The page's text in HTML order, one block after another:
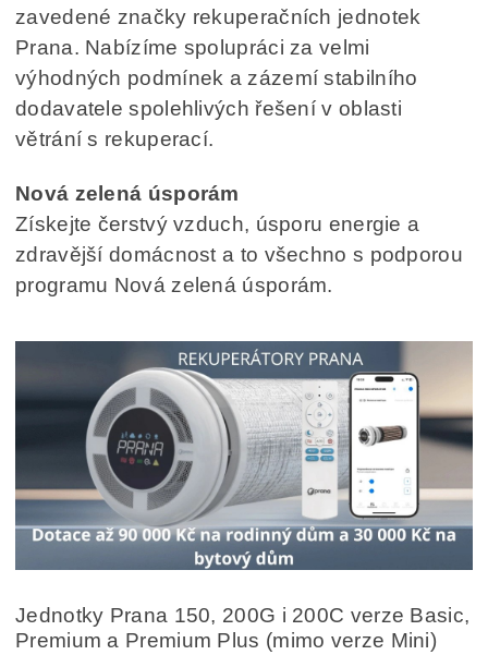
zavedené značky rekuperačních jednotek
Prana. Nabízíme spolupráci za velmi
výhodných podmínek a zázemí stabilního
dodavatele spolehlivých řešení v oblasti
větrání s rekuperací.
Nová zelená úsporám
Získejte čerstvý vzduch, úsporu energie a
zdravější domácnost a to všechno s podporou
programu Nová zelená úsporám.
Jednotky Prana 150, 200G i 200C verze Basic,
Premium a Premium Plus (mimo verze Mini)